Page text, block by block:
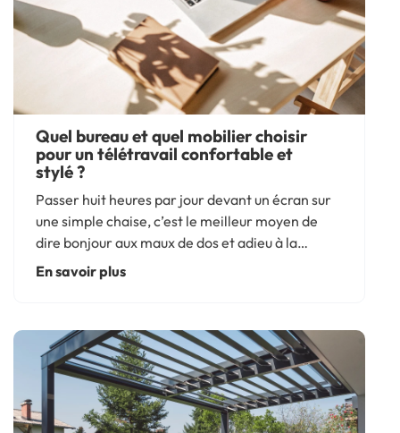
Quel bureau et quel mobilier choisir
pour un télétravail confortable et
stylé ?
Passer huit heures par jour devant un écran sur
une simple chaise, c’est le meilleur moyen de
dire bonjour aux maux de dos et adieu à la
productivité. En télétravail, le choix du mobilier
n’est pas qu’une question d’esthétique : c’est un...
En savoir plus